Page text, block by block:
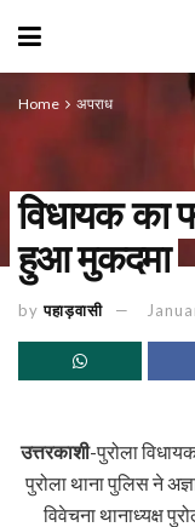
Home अपराध
विधायक का
हुआ मुकदमा
by पहाड़वासी
उत्तरकाशी-पुरोला
पुरोला थाना पुलिस ने
विवेचना थानाध्यक्ष